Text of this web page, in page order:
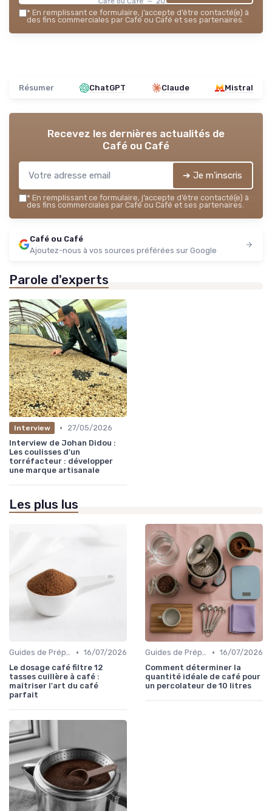
* En remplissant ce formulaire, j’accepte d’être contacté(e) à
des fins commerciales par Café ou Café et ses partenaires.
Résumer ChatGPT Claude Mistral
Recevez les dernières actualités de
Café ou Café
➔ Je m'inscris
* En remplissant ce formulaire, j’accepte d’être contacté(e) à
des fins commerciales par Café ou Café et ses partenaires.
Café ou Café
Ajoutez-nous à vos sources préférées sur Google
Parole d'experts
Interview •
27/05/2026
Interview de Johan Didou :
Les coulisses d'un
torréfacteur : développer
une marque artisanale
Les plus lus
Guides de Préparation • 16/07/2026
Le dosage café filtre 12
tasses cuillère à café :
maîtriser l'art du café
parfait
Guides de Préparation • 16/07/2026
Comment déterminer la
quantité idéale de café pour
un percolateur de 10 litres